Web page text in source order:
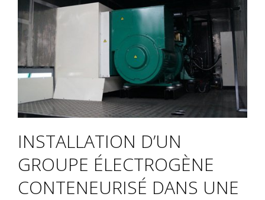
INSTALLATION D’UN
GROUPE ÉLECTROGÈNE
CONTENEURISÉ DANS UNE